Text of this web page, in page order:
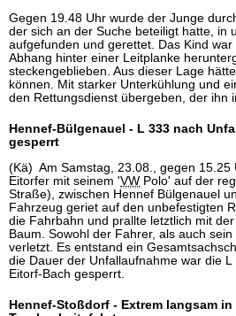
Gegen 19.48 Uhr wurde der Junge
der sich an der Suche beteiligt hatte, in
aufgefunden und gerettet. Das Kind
Abhang hinter einer Leitplanke
steckengeblieben. Aus dieser Lage
können. Mit starker Unterkühlung und
den Rettungsdienst übergeben, der ihn
Hennef-Bülgenauel - L 333 nach
gesperrt
(Kä) Am Samstag, 23.08., gegen 15.25
Eitorfer mit seinem 'VW Polo' auf der
Straße), zwischen Hennef Bülgenauel
Fahrzeug geriet auf den unbefestigten
die Fahrbahn und prallte letztlich mit
Baum. Sowohl der Fahrer, als auch
verletzt. Es entstand ein
die Dauer der Unfallaufnahme war die
Eitorf-Bach gesperrt.
Hennef-Stoßdorf - Extrem langsam